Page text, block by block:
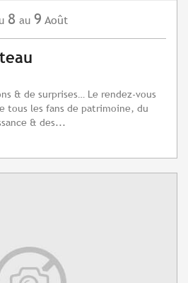
8 au 9 Août
& de surprises… Le rendez-vous
tous les fans de patrimoine, du
& des...